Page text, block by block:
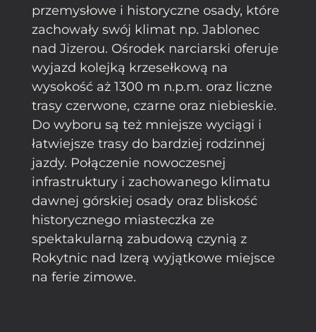
przemysłowe i historyczne osady, które
zachowały swój klimat np. Jablonec
nad Jizerou. Ośrodek narciarski oferuje
wyjazd kolejką krzesełkową na
wysokość aż 1300 m n.p.m. oraz liczne
trasy czerwone, czarne oraz niebieskie.
Do wyboru są też mniejsze wyciągi i
łatwiejsze trasy do bardziej rodzinnej
jazdy. Połączenie nowoczesnej
infrastruktury i zachowanego klimatu
dawnej górskiej osady oraz bliskość
historycznego miasteczka ze
spektakularną zabudową czynią z
Rokytnic nad Izerą wyjątkowe miejsce
na ferie zimowe.